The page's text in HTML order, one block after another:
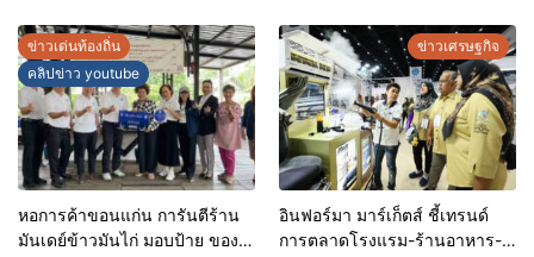
ดีลพิเศษลดสูงสุด 70%
ข่าวเด่นท้องถิ่น
คลิปข่าว youtube
หอการค้าขอนแก่น การันตีร้าน
มันเดย์ข้าวมันไก่ มอบป้าย ของดี
ข่าวเศรษฐกิจ
อินฟอร์มา มาร์เก็ตส์ ชี้เทรนด์
การตลาดโรงแรม-ร้านอาหาร-